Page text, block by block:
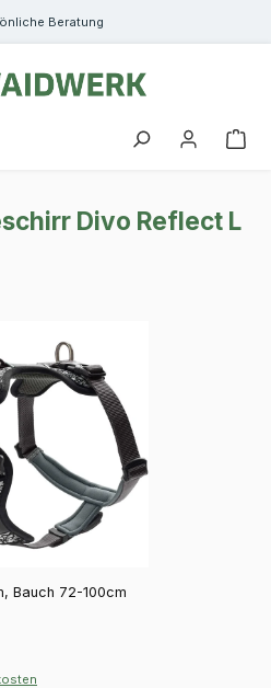
Beratung
Divo Reflect L
Bauch 72-100cm